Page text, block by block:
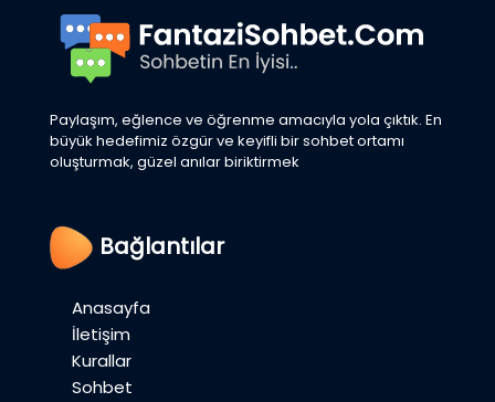
Paylaşım, eğlence ve öğrenme amacıyla yola çıktık. En
büyük hedefimiz özgür ve keyifli bir sohbet ortamı
oluşturmak, güzel anılar biriktirmek
Bağlantılar
Anasayfa
İletişim
Kurallar
Sohbet